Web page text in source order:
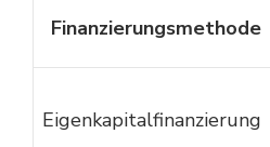
Finanzierungsmethode
Eigenkapitalfinanzierung